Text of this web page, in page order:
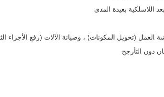
اللاسلكية بعيدة المدى
(تحويل المكونات) ، وصيانة الآلات (رفع الأجزاء
دون التأرجح